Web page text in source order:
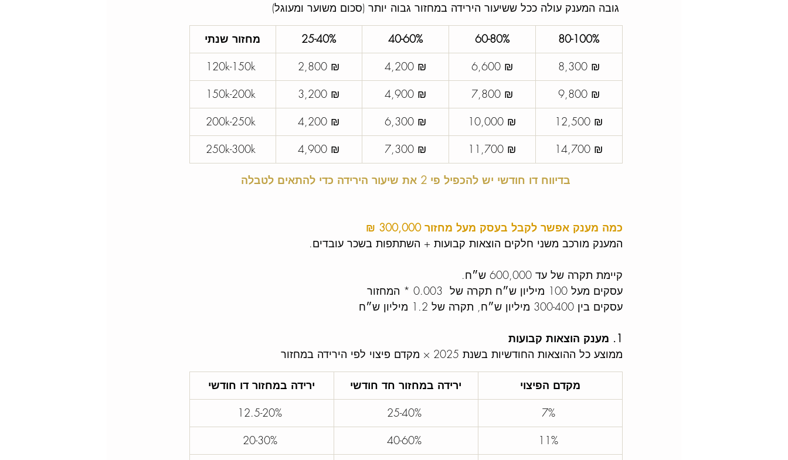
גובה המענק עולה ככל ששיעור הירידה במחזור גבוה יותר (סכום משוער ומעוגל)
80-100%
60-80%
40-60%
25-40%
מחזור שנתי
8,300 ₪
6,600 ₪
4,200 ₪
2,800 ₪
120k-150k
9,800 ₪
7,800 ₪
4,900 ₪
3,200 ₪
150k-200k
12,500 ₪
10,000 ₪
6,300 ₪
4,200 ₪
200k-250k
14,700 ₪
11,700 ₪
7,300 ₪
4,900 ₪
250k-300k
בדיווח דו חודשי יש להכפיל פי 2 את שיעור הירידה כדי להתאים לטבלה
כמה מענק אפשר לקבל בעסק מעל מחזור 300,000 ₪
המענק מורכב משני חלקים הוצאות קבועות + השתתפות בשכר עובדים.
קיימת תקרה של עד 600,000 ש״ח.
עסקים מעל 100 מיליון ש״ח תקרה של  0.003 * המחזור
עסקים בין 300-400 מיליון ש״ח, תקרה של 1.2 מיליון ש״ח
1. מענק הוצאות קבועות
ממוצע כל ההוצאות החודשיות בשנת 2025 × מקדם פיצוי לפי הירידה במחזור
מקדם הפיצוי ירידה במחזור חד חודשי
ירידה במחזור דו חודשי
7%
25-40%
12.5-20%
11%
40-60%
20-30%